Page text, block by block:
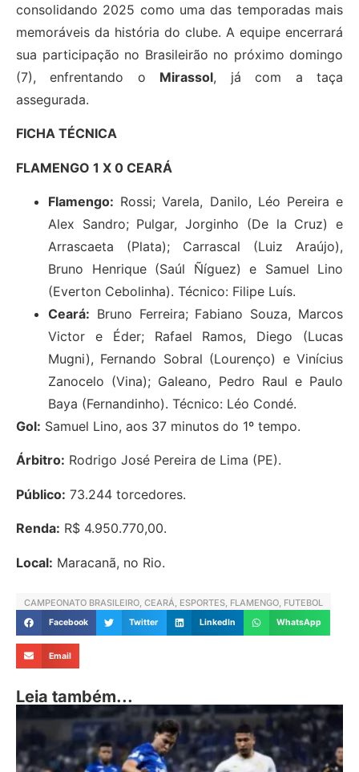
consolidando 2025 como uma das temporadas mais
memoráveis da história do clube. A equipe encerrará
sua participação no Brasileirão no próximo domingo
(7), enfrentando o Mirassol, já com a taça
assegurada.
FICHA TÉCNICA
FLAMENGO 1 X 0 CEARÁ
Flamengo: Rossi; Varela, Danilo, Léo Pereira e
Alex Sandro; Pulgar, Jorginho (De la Cruz) e
Arrascaeta (Plata); Carrascal (Luiz Araújo),
Bruno Henrique (Saúl Ñíguez) e Samuel Lino
(Everton Cebolinha). Técnico: Filipe Luís.
Ceará: Bruno Ferreira; Fabiano Souza, Marcos
Victor e Éder; Rafael Ramos, Diego (Lucas
Mugni), Fernando Sobral (Lourenço) e Vinícius
Zanocelo (Vina); Galeano, Pedro Raul e Paulo
Baya (Fernandinho). Técnico: Léo Condé.
Gol: Samuel Lino, aos 37 minutos do 1º tempo.
Árbitro: Rodrigo José Pereira de Lima (PE).
Público: 73.244 torcedores.
Renda: R$ 4.950.770,00.
Local: Maracanã, no Rio.
CAMPEONATO BRASILEIRO, CEARÁ, ESPORTES, FLAMENGO, FUTEBOL
Facebook Twitter LinkedIn WhatsApp
Email
Leia também...